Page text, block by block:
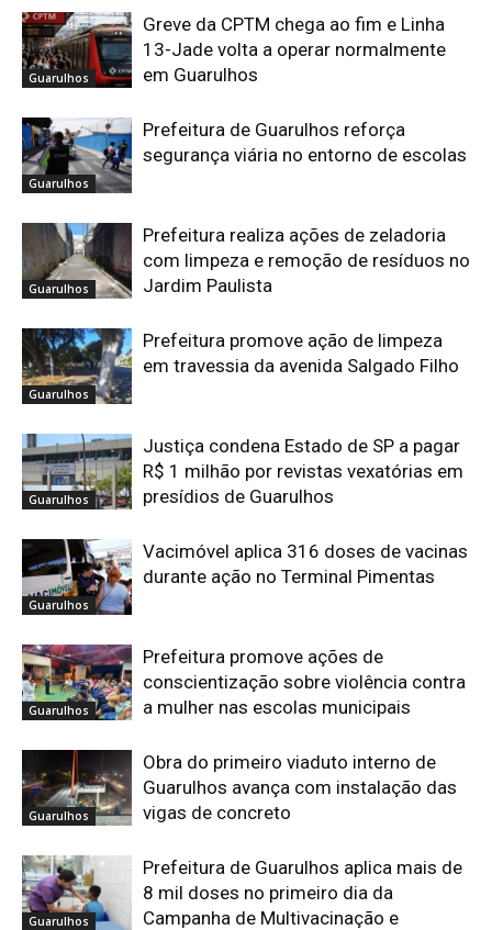
Guarulhos
Greve da CPTM chega ao fim e Linha
13-Jade volta a operar normalmente
em Guarulhos
Guarulhos
Prefeitura de Guarulhos reforça
segurança viária no entorno de escolas
Guarulhos
Prefeitura realiza ações de zeladoria
com limpeza e remoção de resíduos no
Jardim Paulista
Guarulhos
Prefeitura promove ação de limpeza
em travessia da avenida Salgado Filho
Guarulhos
Justiça condena Estado de SP a pagar
R$ 1 milhão por revistas vexatórias em
presídios de Guarulhos
Guarulhos
Vacimóvel aplica 316 doses de vacinas
durante ação no Terminal Pimentas
Guarulhos
Prefeitura promove ações de
conscientização sobre violência contra
a mulher nas escolas municipais
Guarulhos
Obra do primeiro viaduto interno de
Guarulhos avança com instalação das
vigas de concreto
Guarulhos
Prefeitura de Guarulhos aplica mais de
8 mil doses no primeiro dia da
Campanha de Multivacinação e